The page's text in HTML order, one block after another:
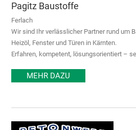
Pagitz Baustoffe
Ferlach
Wir sind Ihr verlässlicher Partner rund um
Heizöl, Fenster und Türen in Kärnten.
Erfahren, kompetent, lösungsorientiert –
MEHR DAZU